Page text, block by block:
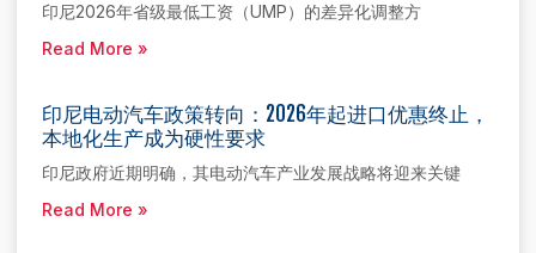
印尼2026年省级最低工资（UMP）的差异化调整方
Read More »
印尼电动汽车政策转向：2026年起进口优惠终止，
本地化生产成为硬性要求
印尼政府近期明确，其电动汽车产业发展战略将迎来关键
Read More »